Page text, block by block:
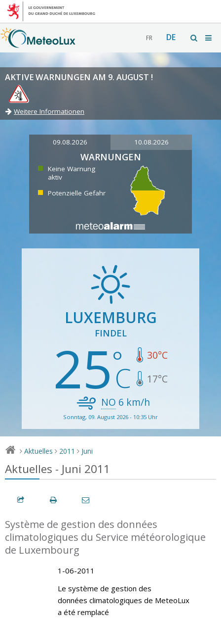
FR DE
AKTIVE WARNUNGEN AM 9. AUGUST !
Weitere Informationen
09.08.2026 10.08.2026
WARNUNGEN
Keine Warnung
aktiv
Potenzielle Gefahr
LUXEMBURG
FINDEL
25 30°C
17°C
NO 6 km/h
Sonntag, 09. August 2026 - 10:35 Uhr
> Aktuelles > 2011 > Juni
Aktuelles - Juni 2011
Système de gestion des données
climatologiques du Service météorologique
de Luxembourg
1-06-2011
Le système de gestion des
données climatologiques de MeteoLux
a été remplacé